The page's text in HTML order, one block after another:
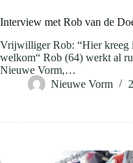
Interview met Rob van de
Vrijwilliger Rob: “Hier kreeg
welkom“ Rob (64) werkt al
Nieuwe Vorm,…
Nieuwe Vorm